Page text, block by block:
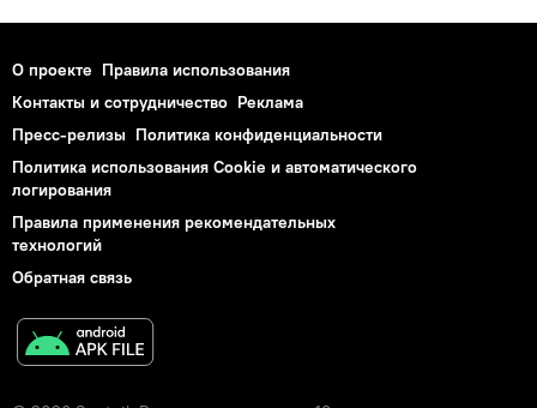
О проекте Правила использования
Контакты и сотрудничество Реклама
Пресс-релизы Политика конфиденциальности
Политика использования Cookie и автоматического
логирования
Правила применения рекомендательных
технологий
Обратная связь